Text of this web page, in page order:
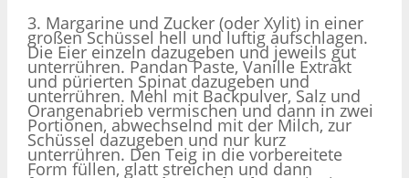
3. Margarine und Zucker (oder Xylit) in einer
großen Schüssel hell und luftig aufschlagen.
Die Eier einzeln dazugeben und jeweils gut
unterrühren. Pandan Paste, Vanille Extrakt
und pürierten Spinat dazugeben und
unterrühren. Mehl mit Backpulver, Salz und
Orangenabrieb vermischen und dann in zwei
Portionen, abwechselnd mit der Milch, zur
Schüssel dazugeben und nur kurz
unterrühren. Den Teig in die vorbereitete
Form füllen, glatt streichen und dann